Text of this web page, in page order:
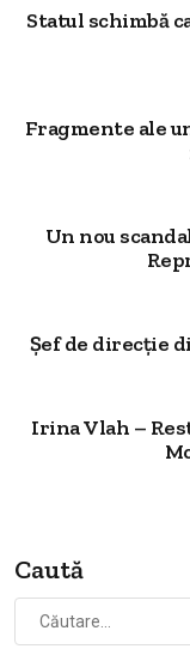
Statul schimbă
Fragmente ale
Un nou
Șef de direcție
Irina Vlah –
Caută
după: